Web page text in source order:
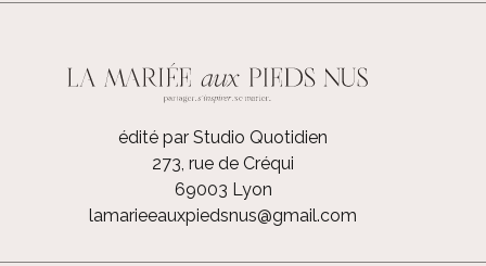
édité par Studio Quotidien
273, rue de Créqui
69003 Lyon
lamarieeauxpiedsnus@gmail.com